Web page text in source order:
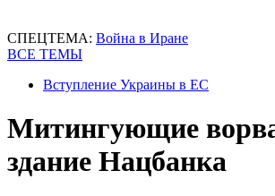
СПЕЦТЕМА: Война в Иране
ВСЕ ТЕМЫ
Вступление Украины в ЕС
Митингующие
здание Нацбанка